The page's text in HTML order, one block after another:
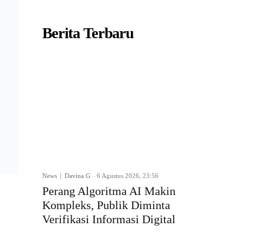
Berita Terbaru
News Davina G - 6 Agustus 2026, 23:56
Perang Algoritma AI Makin
Kompleks, Publik Diminta
Verifikasi Informasi Digital